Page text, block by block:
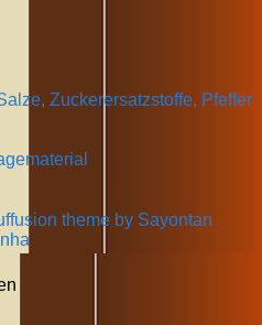
Zuckerersatzstoffe, Pfeffer
theme by Sayontan